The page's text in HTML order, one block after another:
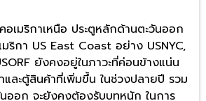
อเมริกาเหนือ ประตูหลักด้านตะวันออก
มริกา US East Coast อย่าง USNYC,
ยังคงอยู่ในภาวะที่ค่อนข้างแน่น
และตู้สินค้าที่เพิ่มขึ้น ในช่วงปลายปี รวม
นออก จะยังคงต้องรับบทหนัก ในการ